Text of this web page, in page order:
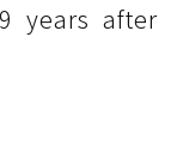
years after